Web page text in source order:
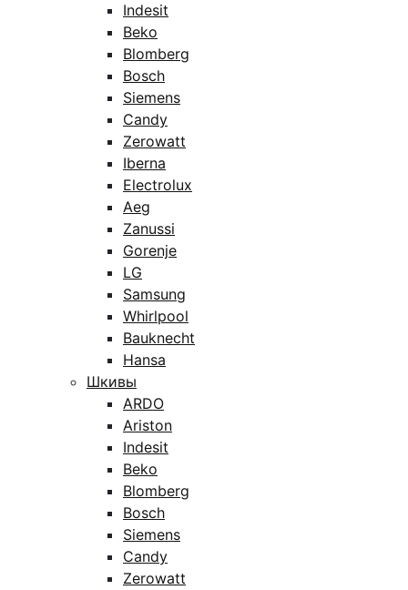
Indesit
Beko
Blomberg
Bosch
Siemens
Candy
Zerowatt
Iberna
Electrolux
Aeg
Zanussi
Gorenje
LG
Samsung
Whirlpool
Bauknecht
Hansa
Шкивы
ARDO
Ariston
Indesit
Beko
Blomberg
Bosch
Siemens
Candy
Zerowatt